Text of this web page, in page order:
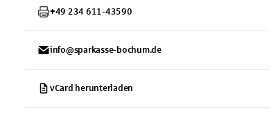
+49 234 611-43590
info@sparkasse-bochum.de
vCard herunterladen